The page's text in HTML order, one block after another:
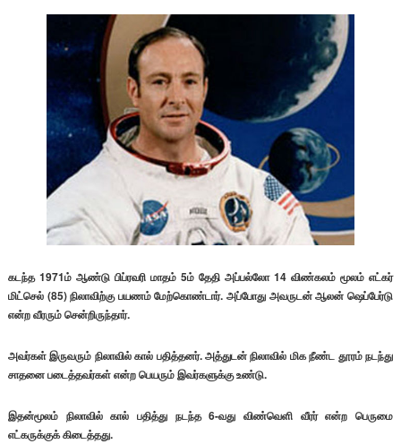
கடந்த 1971ம் ஆண்டு பிப்ரவரி மாதம் 5ம் தேதி அப்பல்லோ 14 விண்கலம் மூலம் எட்கர்
மிட்செல் (85) நிலாவிற்கு பயணம் மேற்கொண்டார். அப்போது அவருடன் ஆலன் ஷெப்பேர்டு
என்ற வீரரும் சென்றிருந்தார்.
அவர்கள் இருவரும் நிலாவில் கால் பதித்தனர். அத்துடன் நிலாவில் மிக நீண்ட தூரம் நடந்து
சாதனை படைத்தவர்கள் என்ற பெயரும் இவர்களுக்கு உண்டு.
இதன்மூலம் நிலாவில் கால் பதித்து நடந்த 6-வது விண்வெளி வீரர் என்ற பெருமை
எட்கருக்குக் கிடைத்தது.